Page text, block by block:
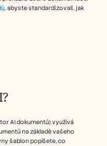
, abyste standardizovali, jak
AI dokumentů) využívá
na základě vašeho
šablon popíšete, co